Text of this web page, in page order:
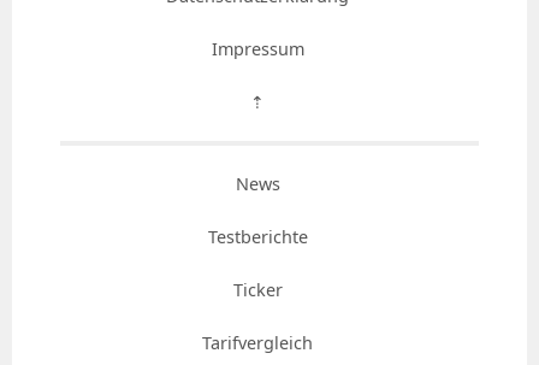
Impressum
⇡
News
Testberichte
Ticker
Tarifvergleich